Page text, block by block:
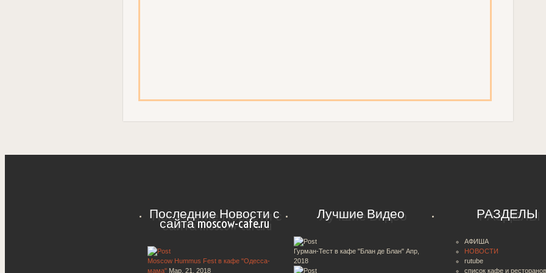
Последние Новости с
сайта moscow-cafe.ru
Moscow Hummus Fest в кафе "Одесса-
мама" Мар. 21, 2018
Лучшие Видео
Гурман-Тест в кафе "Блан де Блан" Апр,
2018
РАЗДЕЛЫ
АФИША
НОВОСТИ
rutube
список кафе и